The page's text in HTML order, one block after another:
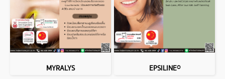
MYRALYS EPSILINE®